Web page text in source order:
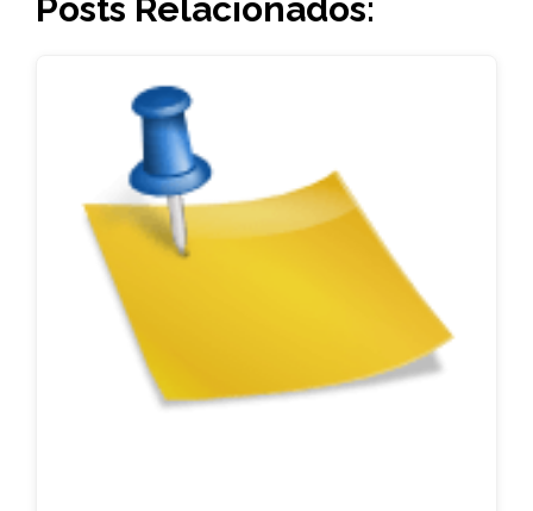
Posts Relacionados: